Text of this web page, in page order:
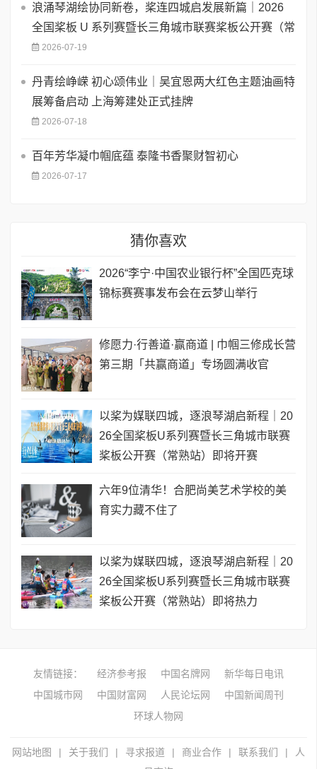
浪涌琴湖绘协同新卷，桨连四城启发展新篇｜2026
全国桨板 U 系列赛暨长三角城市联赛桨板公开赛（常
2026-07-19
丹青绘峥嵘 初心颂伟业｜吴宜恩两大红色主题油画特
展筹备启动 上海筹建处正式挂牌
2026-07-18
百年芳华凝巾帼底蕴 泰隆书香聚财智初心
2026-07-17
猜你喜欢
2026“李宁·中国农业银行杯”全国匹克球
锦标赛赛事发布会在云梦山举行
修愿力·行善道·赢商道 | 巾帼三修成长营
第三期「共赢商道」专场圆满收官
以桨为媒联四城，逐浪琴湖启新程｜20
26全国桨板U系列赛暨长三角城市联赛
桨板公开赛（常熟站）即将开赛
六年9位清华！合肥尚美艺术学校的美
育实力藏不住了
以桨为媒联四城，逐浪琴湖启新程｜20
26全国桨板U系列赛暨长三角城市联赛
桨板公开赛（常熟站）即将热力
友情链接： 经济参考报 中国名牌网
新华每日电讯
中国城市网
中国财富网 人民论坛网
中国新闻周刊
环球人物网
网站地图 | 关于我们 | 寻求报道 | 商业合作 | 联系我们 |
人